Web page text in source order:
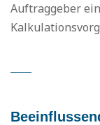
Auftraggeber